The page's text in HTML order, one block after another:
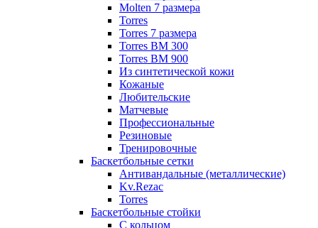
Molten 7 размера
Torres
Torres 7 размера
Torres BM 300
Torres BM 900
Из синтетической кожи
Кожаные
Любительские
Матчевые
Профессиональные
Резиновые
Тренировочные
Баскетбольные сетки
Антивандальные (металлические)
Kv.Rezac
Torres
Баскетбольные стойки
С кольцом